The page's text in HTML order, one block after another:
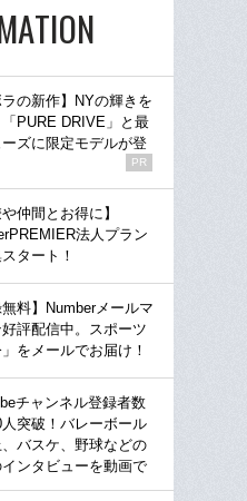
ラの新作】NYの輝きを
PURE DRIVE」と最
ズに限定モデルが登
PR
や仲間とお得に】
法人プラン
タート！
無料】Numberメールマ
評配信中。スポーツ
をメールでお届け！
チャンネル登録者数
突破！バレーボール
バスケ、野球などの
ンタビューを動画で